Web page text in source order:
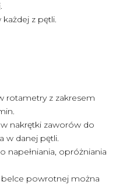
z pętli.
rotametry z zakresem
nakrętki zaworów do
w danej pętli.
napełniania, opróżniania
belce powrotnej można